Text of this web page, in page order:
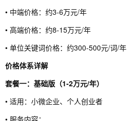
• 中端价格：约3-6万元/年
• 高端价格：约8-15万元/年
• 单位关键词价格：约300-500元/词/年
价格体系详解
套餐一：基础版（1-2万元/年）
• 适用：小微企业、个人创业者
• 服务内容：